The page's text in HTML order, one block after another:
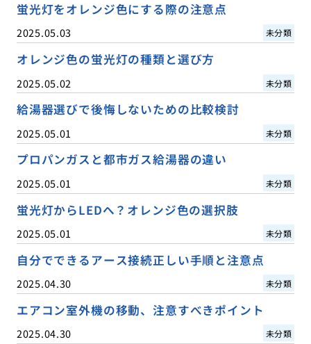
蛍光灯をオレンジ色にする際の注意点
2025.05.03 未分類
オレンジ色の蛍光灯の種類と選び方
2025.05.02 未分類
給湯器選びで後悔しないための比較検討
2025.05.01 未分類
プロパンガスと都市ガス給湯器の違い
2025.05.01 未分類
蛍光灯からLEDへ？オレンジ色の選択肢
2025.05.01 未分類
自分でできるアース接続正しい手順と注意点
2025.04.30 未分類
エアコン室外機の移動、注意すべきポイント
2025.04.30 未分類